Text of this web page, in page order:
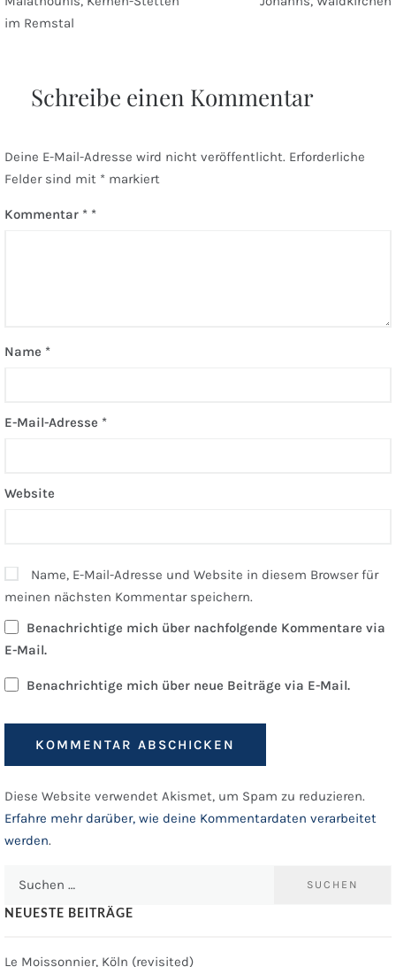
im Remstal
Schreibe einen Kommentar
Deine E-Mail-Adresse wird nicht veröffentlicht. Erforderliche
Felder sind mit * markiert
Kommentar *
Name *
E-Mail-Adresse *
Website
Name, E-Mail-Adresse und Website in diesem Browser für
meinen nächsten Kommentar speichern.
Benachrichtige mich über nachfolgende Kommentare via
E-Mail.
Benachrichtige mich über neue Beiträge via E-Mail.
Diese Website verwendet Akismet, um Spam zu reduzieren.
Erfahre mehr darüber, wie deine Kommentardaten verarbeitet
werden.
NEUESTE BEITRÄGE
Le Moissonnier, Köln (revisited)